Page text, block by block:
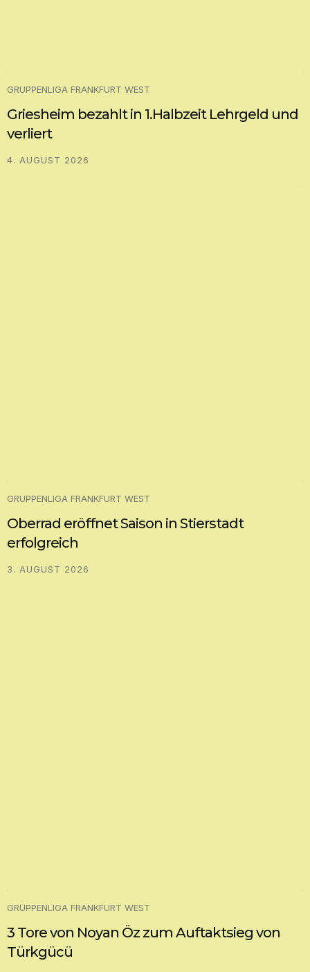
GRUPPENLIGA FRANKFURT WEST
Griesheim bezahlt in 1.Halbzeit Lehrgeld und
verliert
4. AUGUST 2026
GRUPPENLIGA FRANKFURT WEST
Oberrad eröffnet Saison in Stierstadt
erfolgreich
3. AUGUST 2026
GRUPPENLIGA FRANKFURT WEST
3 Tore von Noyan Öz zum Auftaktsieg von
Türkgücü